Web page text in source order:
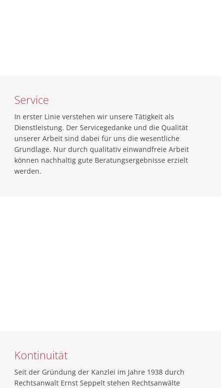
Service
In erster Linie verstehen wir unsere Tätigkeit als
Dienstleistung. Der Servicegedanke und die Qualität
unserer Arbeit sind dabei für uns die wesentliche
Grundlage. Nur durch qualitativ einwandfreie Arbeit
können nachhaltig gute Beratungsergebnisse erzielt
werden.
Kontinuität
Seit der Gründung der Kanzlei im Jahre 1938 durch
Rechtsanwalt Ernst Seppelt stehen Rechtsanwälte